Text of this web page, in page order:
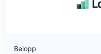
Belopp